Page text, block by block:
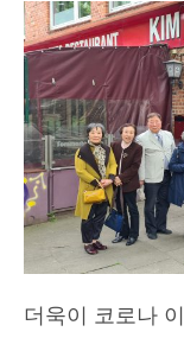
더욱이 코로나